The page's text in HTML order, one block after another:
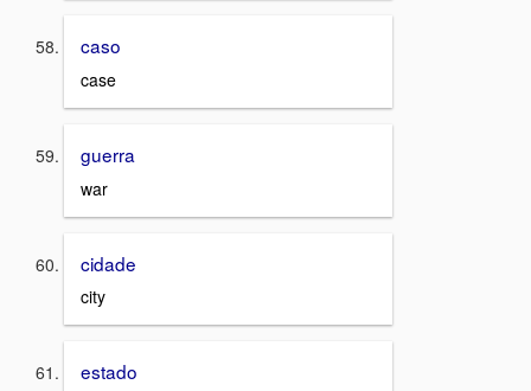
caso
case
guerra
war
cidade
city
estado